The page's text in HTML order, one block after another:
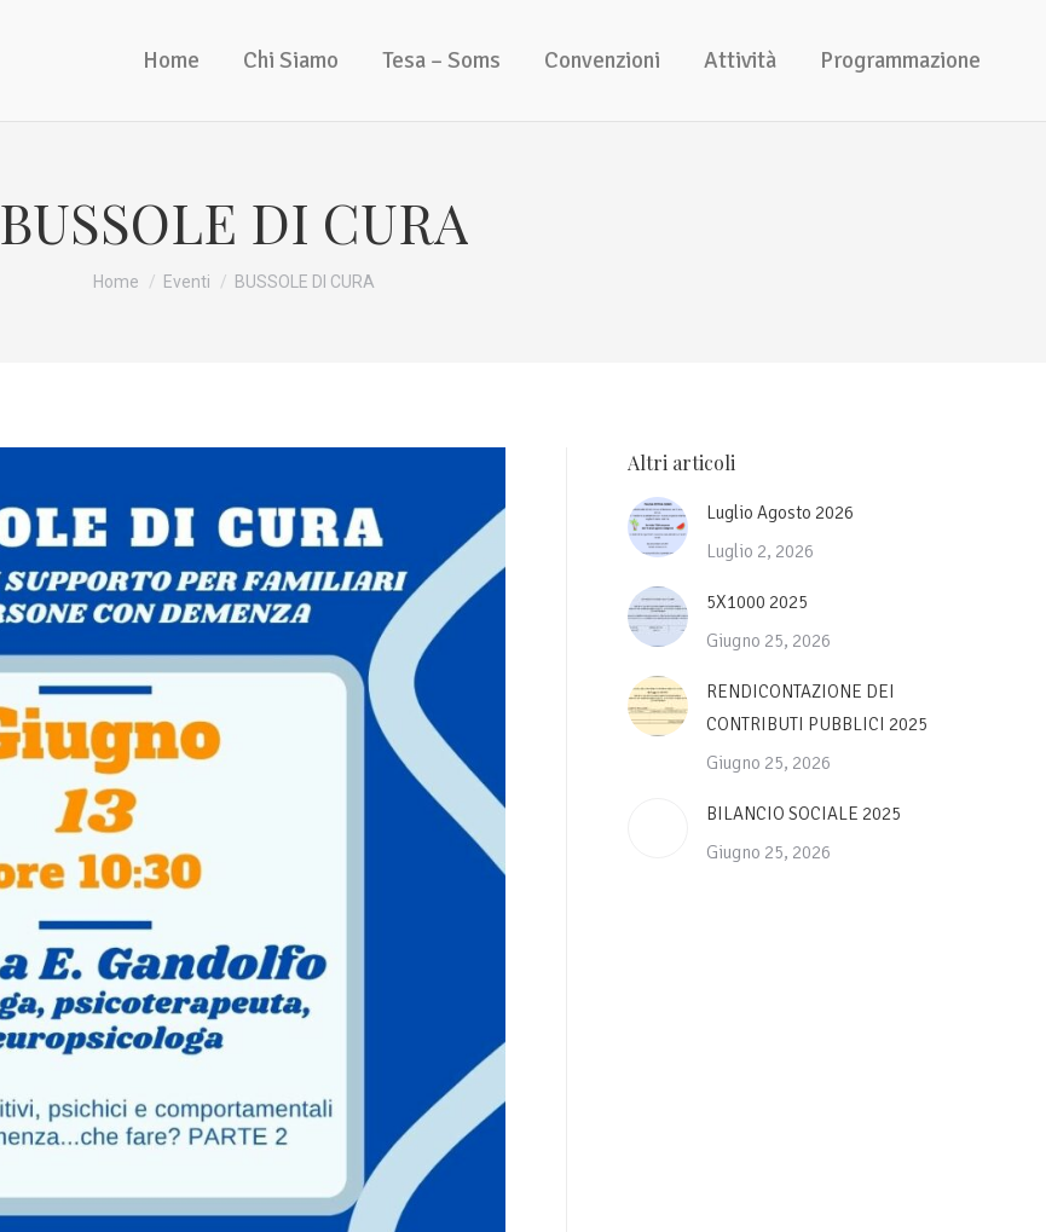
Home Chi Siamo Tesa – Soms Convenzioni Attività Programmazione
BUSSOLE DI CURA
Tu sei qui:
Home Eventi BUSSOLE DI CURA
Altri articoli
Luglio Agosto 2026
Luglio 2, 2026
5X1000 2025
Giugno 25, 2026
RENDICONTAZIONE DEI
CONTRIBUTI PUBBLICI 2025
Giugno 25, 2026
BILANCIO SOCIALE 2025
Giugno 25, 2026